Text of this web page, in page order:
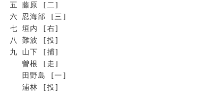
五 藤原 [二]
六 忍海部 [三]
七 垣内 [右]
八 難波 [投]
九 山下 [捕]
曽根 [走]
田野島 [一]
浦林 [投]